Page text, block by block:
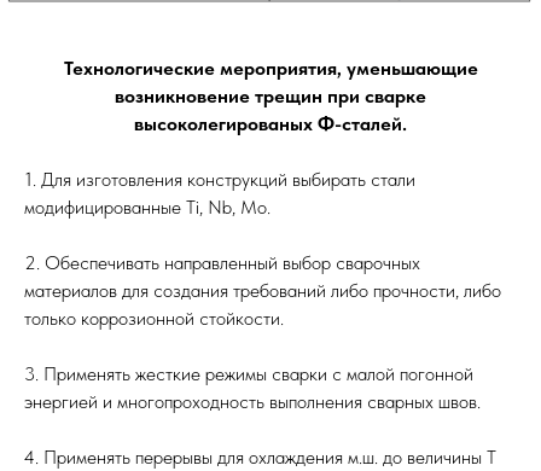
Технологические мероприятия, уменьшающие
возникновение трещин при сварке
высоколегированых Ф-сталей.
1. Для изготовления конструкций выбирать стали
модифицированные Ti, Nb, Mo.
2. Обеспечивать направленный выбор сварочных
материалов для создания требований либо прочности, либо
только коррозионной стойкости.
3. Применять жесткие режимы сварки с малой погонной
энергией и многопроходность выполнения сварных швов.
4. Применять перерывы для охлаждения м.ш. до величины Т